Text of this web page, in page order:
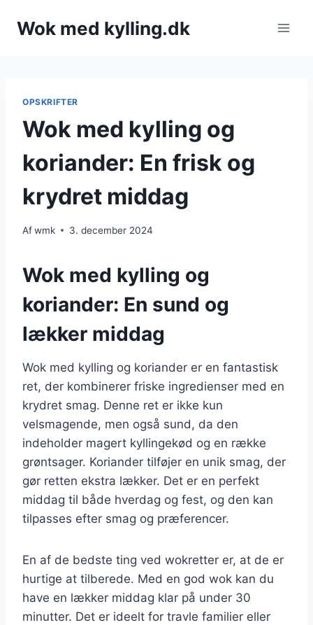
Wok med kylling.dk
OPSKRIFTER
Wok med kylling og
koriander: En frisk og
krydret middag
Afwmk 3. december 2024
Wok med kylling og
koriander: En sund og
lækker middag
Wok med kylling og koriander er en fantastisk
ret, der kombinerer friske ingredienser med en
krydret smag. Denne ret er ikke kun
velsmagende, men også sund, da den
indeholder magert kyllingekød og en række
grøntsager. Koriander tilføjer en unik smag, der
gør retten ekstra lækker. Det er en perfekt
middag til både hverdag og fest, og den kan
tilpasses efter smag og præferencer.
En af de bedste ting ved wokretter er, at de er
hurtige at tilberede. Med en god wok kan du
have en lækker middag klar på under 30
minutter. Det er ideelt for travle familier eller